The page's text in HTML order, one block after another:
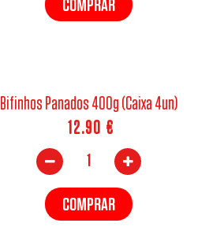
Bifinhos Panados 400g (Caixa 4un)
12.90 €
COMPRAR